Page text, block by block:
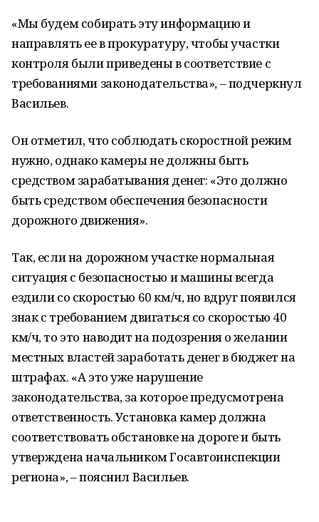
«Мы будем собирать эту информацию и
направлять ее в прокуратуру, чтобы участки
контроля были приведены в соответствие с
требованиями законодательства», – подчеркнул
Васильев.
Он отметил, что соблюдать скоростной режим
нужно, однако камеры не должны быть
средством зарабатывания денег: «Это должно
быть средством обеспечения безопасности
дорожного движения».
Так, если на дорожном участке нормальная
ситуация с безопасностью и машины всегда
ездили со скоростью 60 км/ч, но вдруг появился
знак с требованием двигаться со скоростью 40
км/ч, то это наводит на подозрения о желании
местных властей заработать денег в бюджет на
штрафах. «А это уже нарушение
законодательства, за которое предусмотрена
ответственность. Установка камер должна
соответствовать обстановке на дороге и быть
утверждена начальником Госавтоинспекции
региона», – пояснил Васильев.